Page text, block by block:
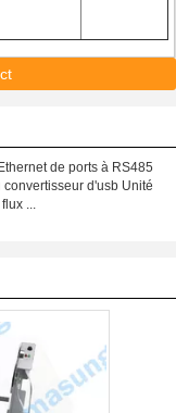
de ports à RS485
d'usb Unité
...